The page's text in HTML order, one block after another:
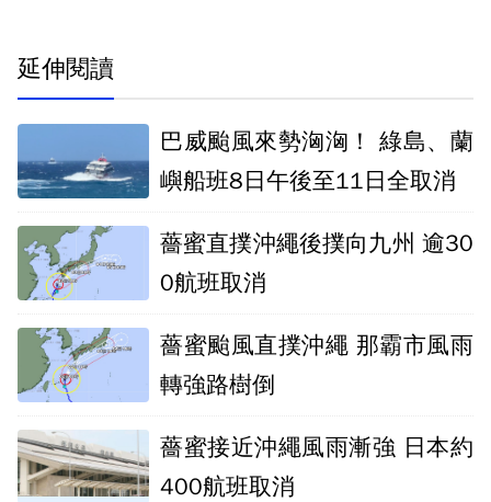
延伸閱讀
巴威颱風來勢洶洶！ 綠島、蘭
嶼船班8日午後至11日全取消
薔蜜直撲沖繩後撲向九州 逾30
0航班取消
薔蜜颱風直撲沖繩 那霸市風雨
轉強路樹倒
薔蜜接近沖繩風雨漸強 日本約
400航班取消